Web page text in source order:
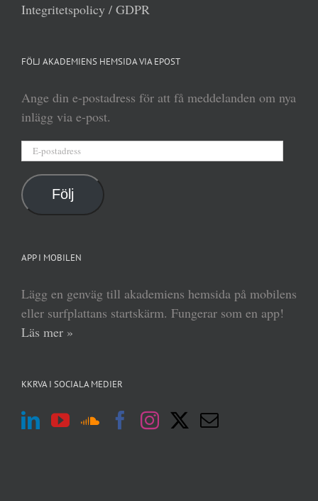
Integritetspolicy / GDPR
FÖLJ AKADEMIENS HEMSIDA VIA EPOST
Ange din e-postadress för att få meddelanden om nya
inlägg via e-post.
postadress
Följ
APP I MOBILEN
Lägg en genväg till akademiens hemsida på mobilens
eller surfplattans startskärm. Fungerar som en app!
Läs mer »
KKRVA I SOCIALA MEDIER